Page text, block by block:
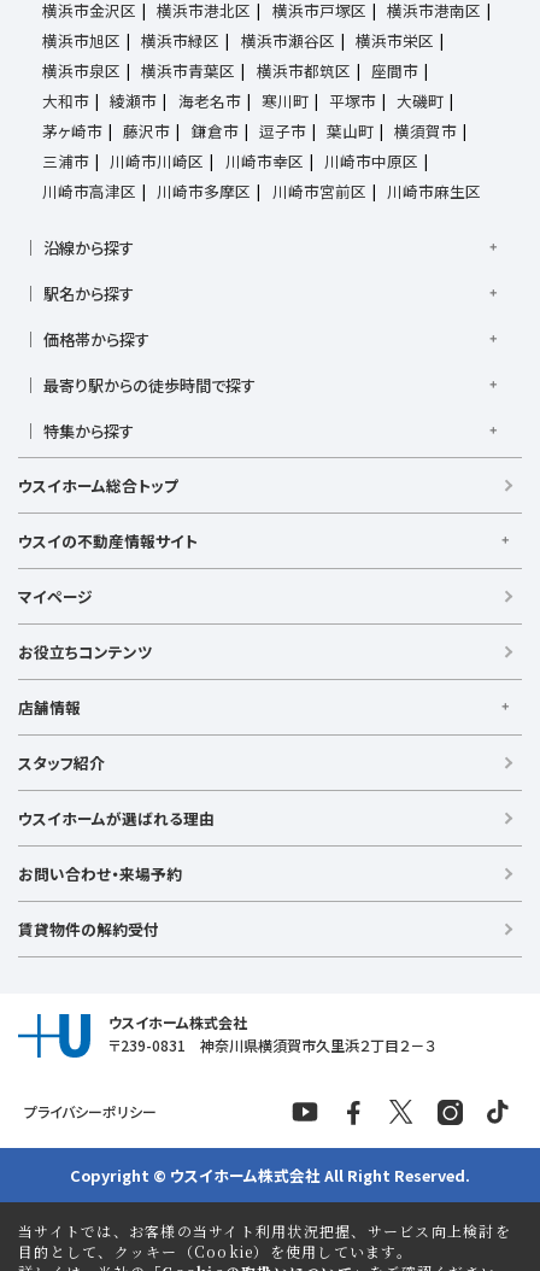
横浜市金沢区
横浜市港北区 横浜市戸塚区
横浜市港南区
横浜市旭区
横浜市緑区 横浜市瀬谷区
横浜市栄区
横浜市泉区
横浜市青葉区 横浜市都筑区
座間市
大和市
綾瀬市 海老名市 寒川町 平塚市
大磯町
茅ヶ崎市
藤沢市 鎌倉市 逗子市 葉山町
横須賀市
三浦市
川崎市川崎区 川崎市幸区
川崎市中原区
川崎市高津区
川崎市多摩区 川崎市宮前区 川崎市麻生区
沿線から探す
湘南新宿ライン高海
小田急江ノ島線
ブルーライン
みなとみらい線
相鉄いずみ野線
相模鉄道新横浜線
江ノ島電鉄
湘南モノレール
駅名から探す
上大岡駅
港南台駅
小机駅 桜木町駅
根岸駅
平塚駅
横須賀中央駅
横浜駅
価格帯から探す
5,000万円台
8,000万円台
最寄り駅からの徒歩時間で探す
駅徒歩20分以内
駅徒歩21分以上
特集から探す
リフォーム・リノベーション済
日当たり良好
ファミリー向け
LDK15畳以上
海が見える
ウスイホーム総合トップ
ウスイの不動産情報サイト
【借りる】
賃貸住宅
事業用賃貸
【買う】
新築戸建て
土地
投資物件
ラグジュアリー物件
【売る】
マイページ
お役立ちコンテンツ
店舗情報
【横浜エリア】
金沢文庫店
上大岡店 戸塚店 新横浜店
港北ニュータウン店
【湘南エリア】
追浜店
衣笠店
横須賀中央店
スタッフ紹介
ウスイホームが選ばれる理由
お問い合わせ・来場予約
賃貸物件の解約受付
ウスイホーム株式会社
〒239-0831 神奈川県横須賀市久里浜２丁目２－３
プライバシーポリシー
Copyright © ウスイホーム株式会社 All Right Reserved.
当サイトでは、お客様の当サイト利用状況把握、サービス向上検討を
目的として、クッキー（Cookie）を使用しています。